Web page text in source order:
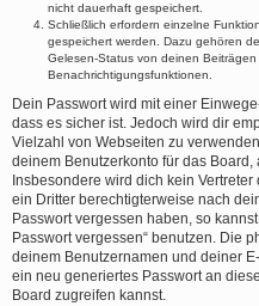
nicht dauerhaft gespeichert.
Schließlich erfordern einzelne
gespeichert werden. Dazu gehören
Gelesen-Status von deinen
Benachrichtigungsfunktionen.
Dein Passwort wird mit einer
dass es sicher ist. Jedoch wird dir
Vielzahl von Webseiten zu
deinem Benutzerkonto für das
Insbesondere wird dich kein
ein Dritter berechtigterweise nach
Passwort vergessen haben, so
Passwort vergessen“ benutzen. Die
deinem Benutzernamen und deiner
ein neu generiertes Passwort an
Board zugreifen kannst.